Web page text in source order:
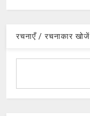
रचनाएँ / रचनाकार खोजें